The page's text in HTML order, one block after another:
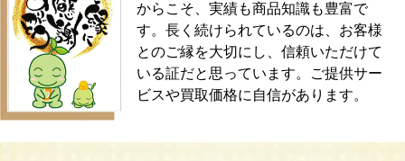
からこそ、実績も商品知識も豊富で
す。長く続けられているのは、お客様
とのご縁を大切にし、信頼いただけて
いる証だと思っています。ご提供サー
ビスや買取価格に自信があります。